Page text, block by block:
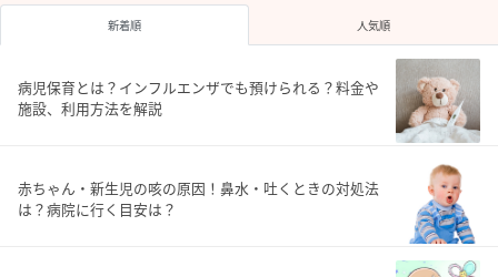
新着順 人気順
病児保育とは？インフルエンザでも預けられる？料金や
施設、利用方法を解説
赤ちゃん・新生児の咳の原因！鼻水・吐くときの対処法
は？病院に行く目安は？